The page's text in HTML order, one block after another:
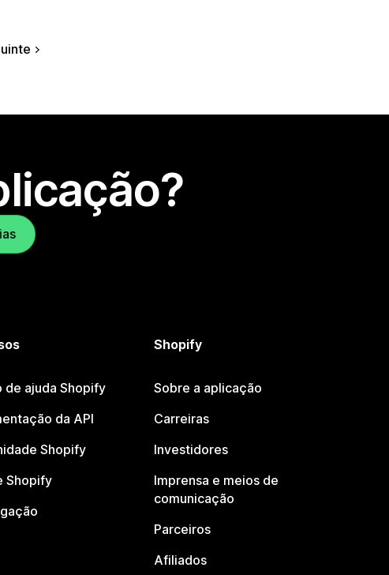
de ajuda Shopify
da API
Shopify
Shopify
Shopify
Sobre a aplicação
Carreiras
Investidores
Imprensa e meios de
comunicação
Parceiros
Afiliados